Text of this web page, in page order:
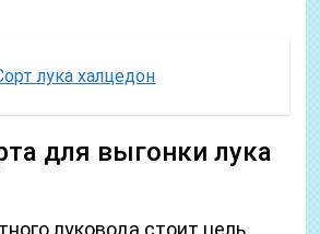
лука халцедон
для выгонки лука
луковода стоит цель,